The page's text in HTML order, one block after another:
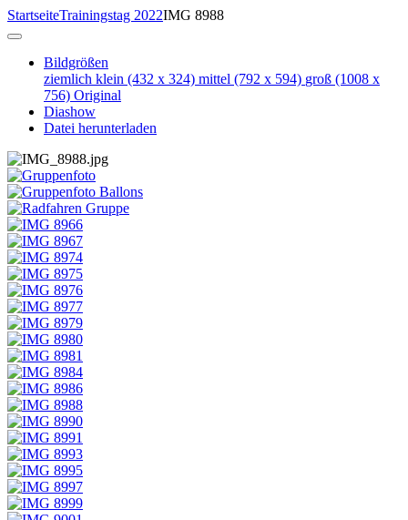
StartseiteTrainingstag 2022IMG 8988
Bildgrößen
ziemlich klein (432 x 324) mittel (792 x 594) groß (1008 x
756) Original
Diashow
Datei herunterladen